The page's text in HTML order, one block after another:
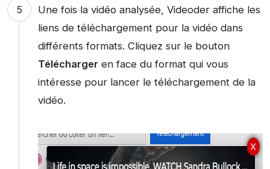
Une fois la vidéo analysée, Videoder affiche les
liens de téléchargement pour la vidéo dans
différents formats. Cliquez sur le bouton
Télécharger en face du format qui vous
intéresse pour lancer le téléchargement de la
vidéo.